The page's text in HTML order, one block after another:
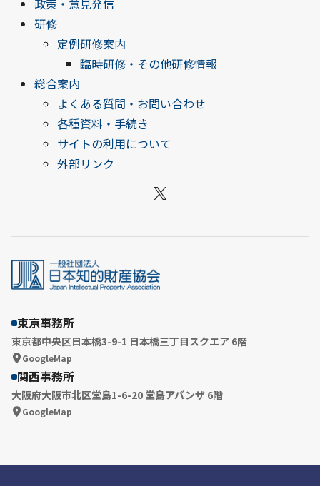
政策・意見発信
研修
定例研修案内
臨時研修・その他研修情報
総合案内
よくある質問・お問い合わせ
各種資料・手続き
サイトの利用について
外部リンク
X
東京事務所
東京都中央区日本橋3-9-1 日本橋三丁目スクエア 6階
GoogleMap
関西事務所
大阪府大阪市北区堂島1-6-20 堂島アバンザ 6階
GoogleMap